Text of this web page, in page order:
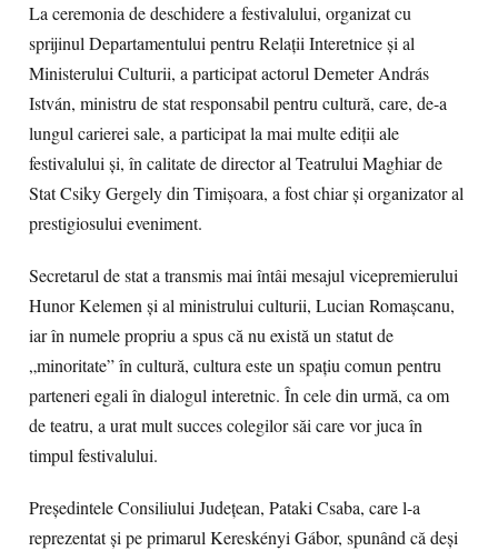
La ceremonia de deschidere a festivalului, organizat cu
sprijinul Departamentului pentru Relații Interetnice și al
Ministerului Culturii, a participat actorul Demeter András
István, ministru de stat responsabil pentru cultură, care, de-a
lungul carierei sale, a participat la mai multe ediții ale
festivalului și, în calitate de director al Teatrului Maghiar de
Stat Csiky Gergely din Timișoara, a fost chiar și organizator al
prestigiosului eveniment.
Secretarul de stat a transmis mai întâi mesajul vicepremierului
Hunor Kelemen și al ministrului culturii, Lucian Romașcanu,
iar în numele propriu a spus că nu există un statut de
„minoritate” în cultură, cultura este un spațiu comun pentru
parteneri egali în dialogul interetnic. În cele din urmă, ca om
de teatru, a urat mult succes colegilor săi care vor juca în
timpul festivalului.
Președintele Consiliului Județean, Pataki Csaba, care l-a
reprezentat și pe primarul Kereskényi Gábor, spunând că deși